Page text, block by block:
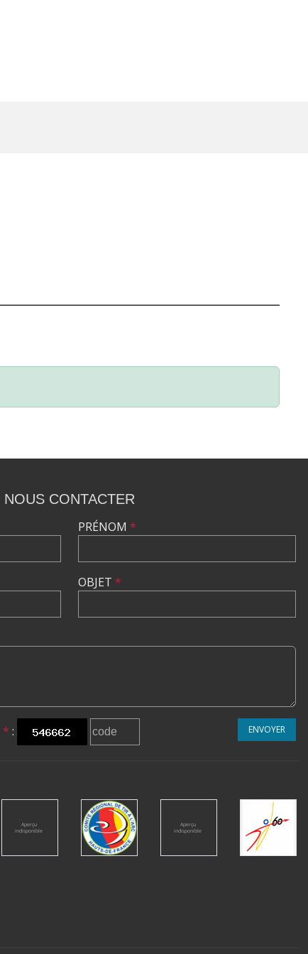
NOUS CONTACTER
PRÉNOM *
OBJET *
* : ENVOYER